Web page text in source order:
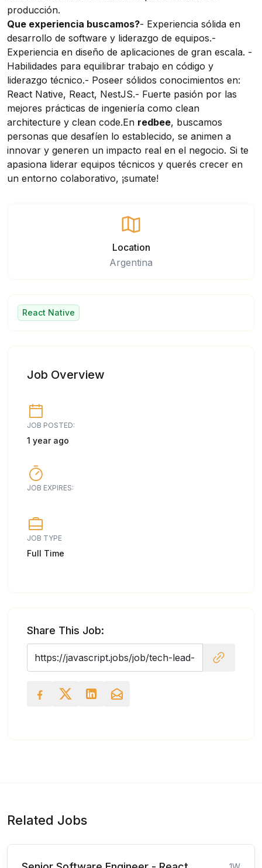
producción.
Que experiencia buscamos?- Experiencia sólida en
desarrollo de software y liderazgo de equipos.-
Experiencia en diseño de aplicaciones de gran escala. -
Habilidades para equilibrar trabajo en código y
liderazgo técnico.- Poseer sólidos conocimientos en:
React Native, React, NestJS.- Fuerte pasión por las
mejores prácticas de ingeniería como clean
architecture y clean code.En redbee, buscamos
personas que desafíen lo establecido, se animen a
innovar y generen un impacto real en el negocio. Si te
apasiona liderar equipos técnicos y querés crecer en
un entorno colaborativo, ¡sumate!
Location
Argentina
React Native
Job Overview
JOB POSTED:
1 year ago
JOB EXPIRES:
JOB TYPE
Full Time
Share This Job:
Related Jobs